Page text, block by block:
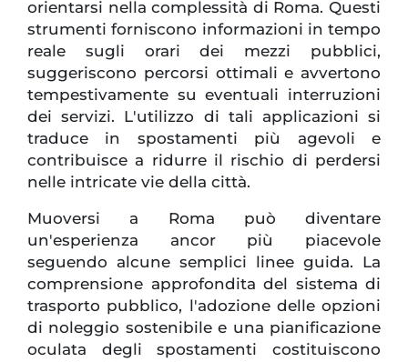
orientarsi nella complessità di Roma. Questi
strumenti forniscono informazioni in tempo
reale sugli orari dei mezzi pubblici,
suggeriscono percorsi ottimali e avvertono
tempestivamente su eventuali interruzioni
dei servizi. L'utilizzo di tali applicazioni si
traduce in spostamenti più agevoli e
contribuisce a ridurre il rischio di perdersi
nelle intricate vie della città.
Muoversi a Roma può diventare
un'esperienza ancor più piacevole
seguendo alcune semplici linee guida. La
comprensione approfondita del sistema di
trasporto pubblico, l'adozione delle opzioni
di noleggio sostenibile e una pianificazione
oculata degli spostamenti costituiscono